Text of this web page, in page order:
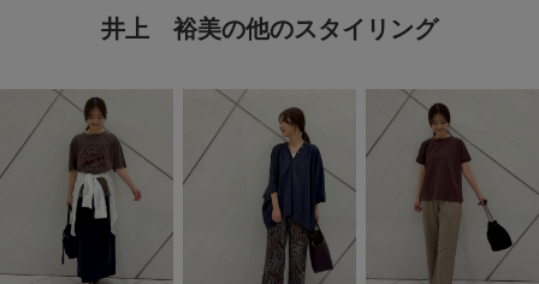
井上 裕美の他のスタイリング